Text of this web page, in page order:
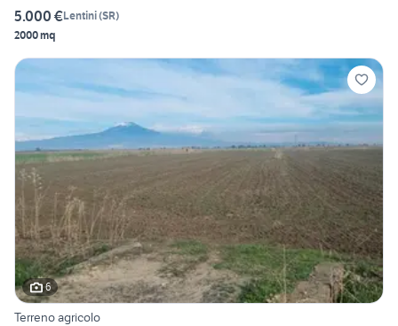
5.000 €Lentini(SR)
2000 mq
6
Terreno agricolo